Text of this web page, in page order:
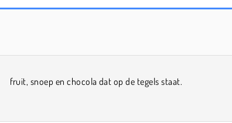
fruit, snoep en chocola dat op de tegels staat.